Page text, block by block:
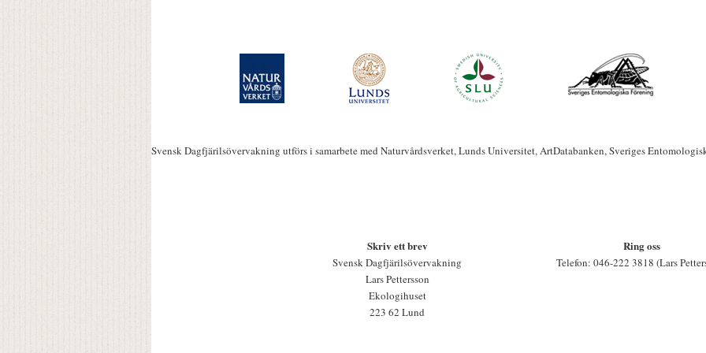
Svensk Dagfjärilsövervakning utförs i samarbete med Naturvårdsverket, Lunds Universitet, ArtDatabanken, Sveriges
Skriv ett brev
Svensk Dagfjärilsövervakning
Lars Pettersson
Ekologihuset
223 62 Lund
Ring oss
Telefon: 046-222 3818 (Lars